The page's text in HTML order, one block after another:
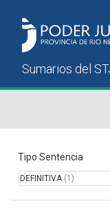
Sumarios del STJ
Tipo Sentencia
DEFINITIVA(1)